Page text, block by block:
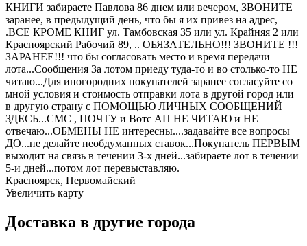
КНИГИ забираете Павлова 86 днем или вечером, ЗВОНИТЕ
заранее, в предыдущий день, что бы я их привез на адрес,
.ВСЕ КРОМЕ КНИГ ул. Тамбовская 35 или ул. Крайняя 2 или
Красноярский Рабочий 89, .. ОБЯЗАТЕЛЬНО!!! ЗВОНИТЕ !!!
ЗАРАНЕЕ!!! что бы согласовать место и время передачи
лота...Сообщения За лотом приеду туда-то и во столько-то НЕ
читаю...Для иногородних покупателей заранее согласуйте со
мной условия и стоимость отправки лота в другой город или
в другую страну с ПОМОЩЬЮ ЛИЧНЫХ СООБЩЕНИЙ
ЗДЕСЬ...СМС , ПОЧТУ и Вотс АП НЕ ЧИТАЮ и НЕ
отвечаю...ОБМЕНЫ НЕ интересны....задавайте все вопросы
ДО...не делайте необдуманных ставок...Покупатель ПЕРВЫМ
выходит на связь в течении 3-х дней...забираете лот в течении
5-и дней...потом лот перевыставляю.
Красноярск, Первомайский
Увеличить карту
Доставка в другие города